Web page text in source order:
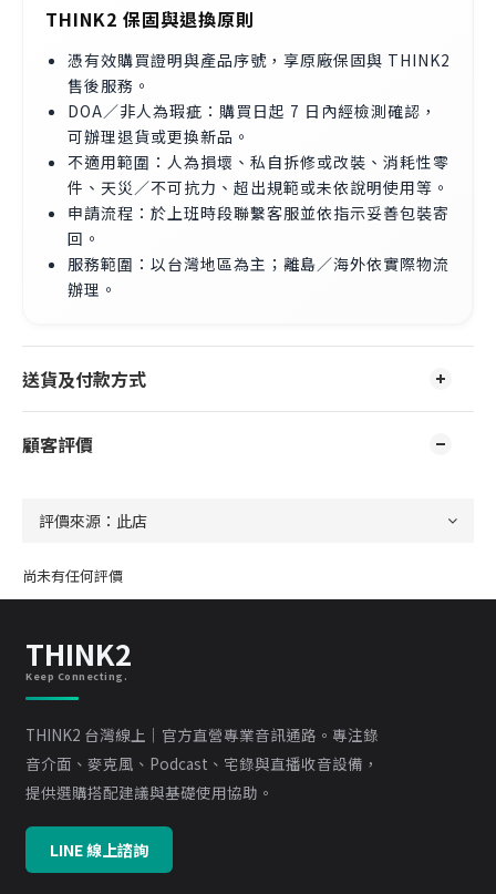
THINK2 保固與退換原則
憑有效購買證明與產品序號，享原廠保固與 THINK2
售後服務。
DOA／非人為瑕疵：購買日起 7 日內經檢測確認，
可辦理退貨或更換新品。
不適用範圍：人為損壞、私自拆修或改裝、消耗性零
件、天災／不可抗力、超出規範或未依說明使用等。
申請流程：於上班時段聯繫客服並依指示妥善包裝寄
回。
服務範圍：以台灣地區為主；離島／海外依實際物流
辦理。
送貨及付款方式
顧客評價
尚未有任何評價
THINK2
Keep Connecting.
THINK2 台灣線上｜官方直營專業音訊通路。專注錄
音介面、麥克風、Podcast、宅錄與直播收音設備，
提供選購搭配建議與基礎使用協助。
LINE 線上諮詢